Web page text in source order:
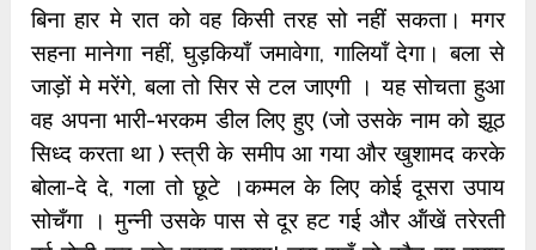
बिना हार मे रात को वह किसी तरह सो नहीं सकता। मगर
सहना मानेगा नहीं, घुड़कियाँ जमावेगा, गालियॉं देगा। बला से
जाड़ों मे मरेंगे, बला तो सिर से टल जाएगी । यह सोचता हुआ
वह अपना भारी-भरकम डील लिए हुए (जो उसके नाम को झूठ
सिध्द करता था ) स्त्री के समीप आ गया और खुशामद करके
बोला-दे दे, गला तो छूटे ।कम्मल के लिए कोई दूसरा उपाय
सोचँगा । मुन्नी उसके पास से दूर हट गई और ऑंखें तरेरती